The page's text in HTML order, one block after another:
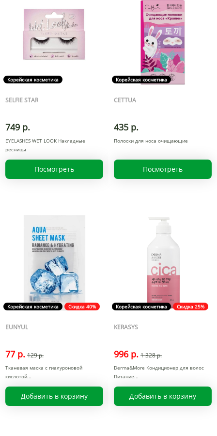
Корейская косметика
SELFIE STAR
749 р.
EYELASHES WET LOOK Накладные
ресницы
Посмотреть
Корейская косметика
CETTUA
435 р.
Полоски для носа очищающие
Посмотреть
Корейская косметика Скидка 40%
EUNYUL
77 р. 129 р.
Тканевая маска с гиалуроновой
кислотой
Добавить в корзину
Корейская косметика Скидка 25%
KERASYS
996 р. 1 328 р.
Derma&More Кондиционер для волос
Питание
Добавить в корзину